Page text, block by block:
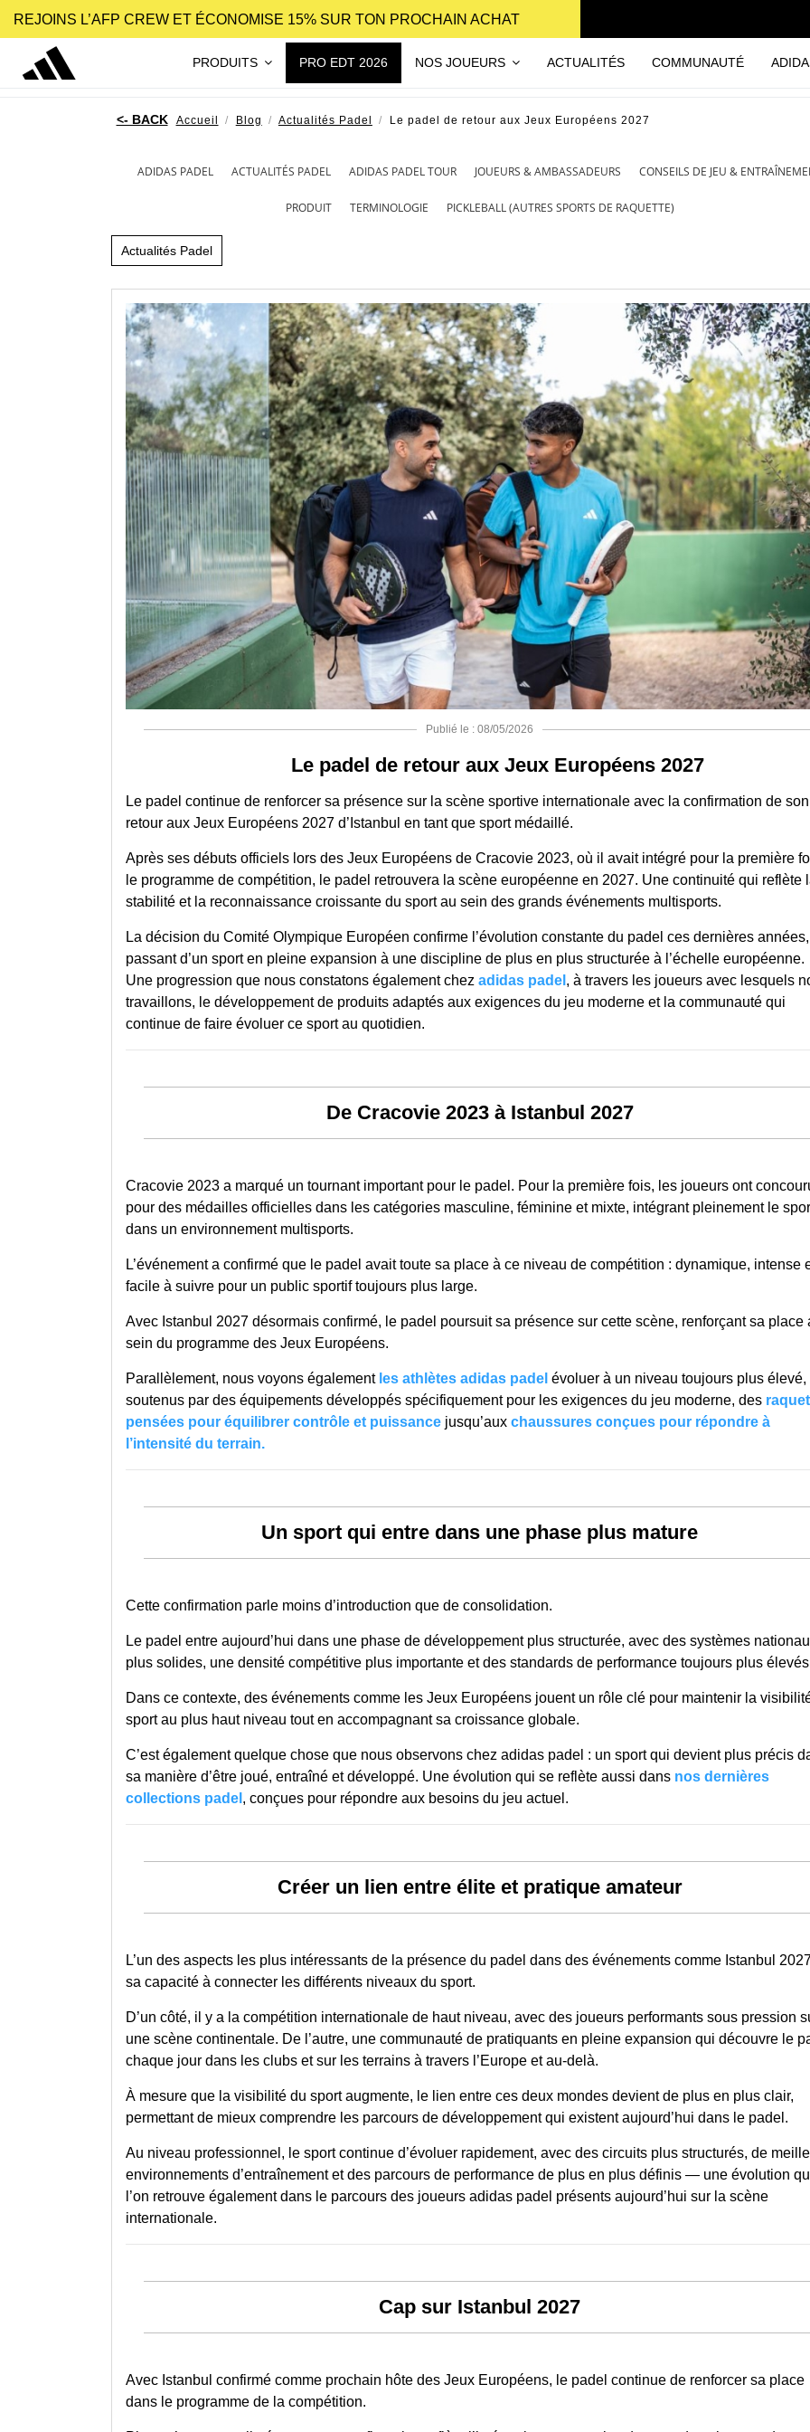
REJOINS L’AFP CREW ET ÉCONOMISE 15% SUR TON PROCHAIN ACHAT
PRODUITS PRO EDT 2026 NOS JOUEURS ACTUALITÉS COMMUNAUTÉ
Accueil Blog Actualités Padel Le padel de retour aux Jeux Européens 2027
ADIDAS PADEL ACTUALITÉS PADEL ADIDAS PADEL TOUR JOUEURS & AMBASSADEURS CONSEILS DE JEU &
PRODUIT TERMINOLOGIE PICKLEBALL (AUTRES SPORTS DE RAQUETTE)
Actualités Padel
Publié le : 08/05/2026
Le padel de retour aux Jeux Européens 2027
Le padel continue de renforcer sa présence sur la scène sportive internationale avec la confirmation de son
retour aux Jeux Européens 2027 d’Istanbul en tant que sport médaillé.
Après ses débuts officiels lors des Jeux Européens de Cracovie 2023, où il avait intégré pour la première
le programme de compétition, le padel retrouvera la scène européenne en 2027. Une continuité qui reflète
stabilité et la reconnaissance croissante du sport au sein des grands événements multisports.
La décision du Comité Olympique Européen confirme l’évolution constante du padel ces dernières années,
passant d’un sport en pleine expansion à une discipline de plus en plus structurée à l’échelle européenne.
Une progression que nous constatons également chez adidas padel , à travers les joueurs avec lesquels
travaillons, le développement de produits adaptés aux exigences du jeu moderne et la communauté qui
continue de faire évoluer ce sport au quotidien.
De Cracovie 2023 à Istanbul 2027
Cracovie 2023 a marqué un tournant important pour le padel. Pour la première fois, les joueurs ont
pour des médailles officielles dans les catégories masculine, féminine et mixte, intégrant pleinement le
dans un environnement multisports.
L’événement a confirmé que le padel avait toute sa place à ce niveau de compétition : dynamique, intense
facile à suivre pour un public sportif toujours plus large.
Avec Istanbul 2027 désormais confirmé, le padel poursuit sa présence sur cette scène, renforçant sa place
sein du programme des Jeux Européens.
Parallèlement, nous voyons également les athlètes adidas padel évoluer à un niveau toujours plus élevé,
soutenus par des équipements développés spécifiquement pour les exigences du jeu moderne, des
pensées pour équilibrer contrôle et puissancejusqu’aux chaussures conçues pour répondre à
l’intensité du terrain.
Un sport qui entre dans une phase plus mature
Cette confirmation parle moins d’introduction que de consolidation.
Le padel entre aujourd’hui dans une phase de développement plus structurée, avec des systèmes
plus solides, une densité compétitive plus importante et des standards de performance toujours plus
Dans ce contexte, des événements comme les Jeux Européens jouent un rôle clé pour maintenir la
sport au plus haut niveau tout en accompagnant sa croissance globale.
C’est également quelque chose que nous observons chez adidas padel : un sport qui devient plus précis
sa manière d’être joué, entraîné et développé. Une évolution qui se reflète aussi dans nos dernières
collections padel , conçues pour répondre aux besoins du jeu actuel.
Créer un lien entre élite et pratique amateur
L’un des aspects les plus intéressants de la présence du padel dans des événements comme Istanbul
sa capacité à connecter les différents niveaux du sport.
D’un côté, il y a la compétition internationale de haut niveau, avec des joueurs performants sous pression
une scène continentale. De l’autre, une communauté de pratiquants en pleine expansion qui découvre le
chaque jour dans les clubs et sur les terrains à travers l’Europe et au-delà.
À mesure que la visibilité du sport augmente, le lien entre ces deux mondes devient de plus en plus clair,
permettant de mieux comprendre les parcours de développement qui existent aujourd’hui dans le padel.
Au niveau professionnel, le sport continue d’évoluer rapidement, avec des circuits plus structurés, de
environnements d’entraînement et des parcours de performance de plus en plus définis — une évolution
l’on retrouve également dans le parcours des joueurs adidas padel présents aujourd’hui sur la scène
internationale.
Cap sur Istanbul 2027
Avec Istanbul confirmé comme prochain hôte des Jeux Européens, le padel continue de renforcer sa place
dans le programme de la compétition.